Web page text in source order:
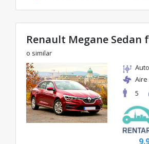
Renault Megane
o similar
5